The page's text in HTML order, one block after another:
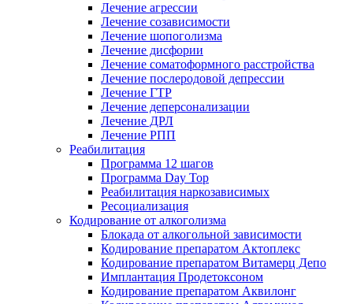
Лечение агрессии
Лечение созависимости
Лечение шопоголизма
Лечение дисфории
Лечение соматоформного расстройства
Лечение послеродовой депрессии
Лечение ГТР
Лечение деперсонализации
Лечение ДРЛ
Лечение РПП
Реабилитация
Программа 12 шагов
Программа Day Top
Реабилитация наркозависимых
Ресоциализация
Кодирование от алкоголизма
Блокада от алкогольной зависимости
Кодирование препаратом Актоплекс
Кодирование препаратом Витамерц Депо
Имплантация Продетоксоном
Кодирование препаратом Аквилонг